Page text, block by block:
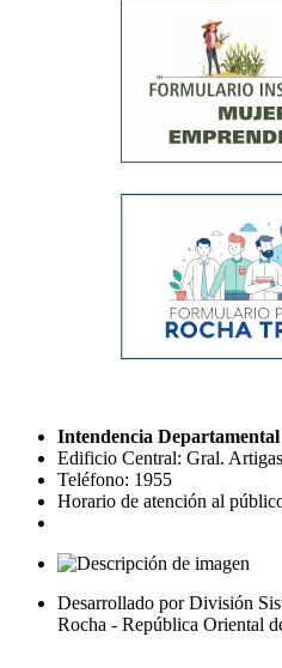
Intendencia Departamental
Edificio Central: Gral.
Teléfono: 1955
Horario de atención al
Desarrollado por División
Rocha - República Oriental